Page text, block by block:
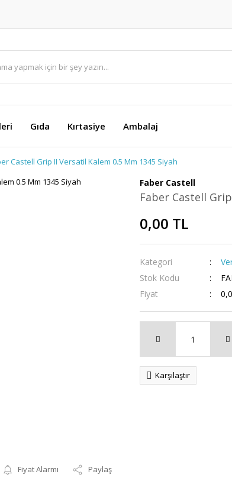
Gıda Kırtasiye Ambalaj
Castell Grip II Versatil Kalem 0.5 Mm 1345 Siyah
Fiyat Alarmı Paylaş
Faber Castell
Faber Castell
0,00 TL
Kategori
Stok Kodu
Fiyat
Karşılaştır